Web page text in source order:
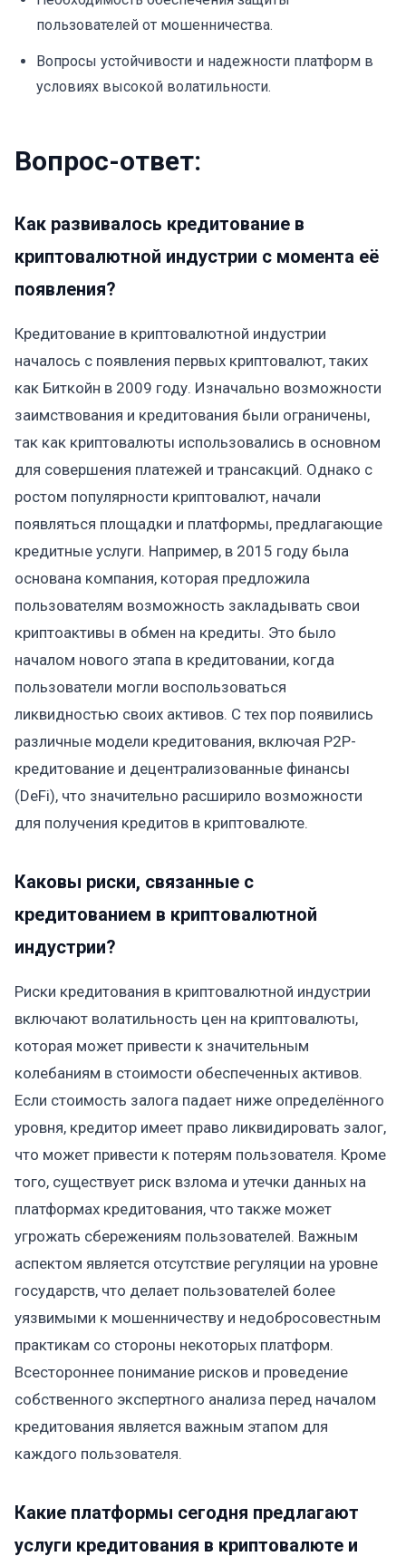
пользователей от мошенничества.
Вопросы устойчивости и надежности платформ в
условиях высокой волатильности.
Вопрос-ответ:
Как развивалось кредитование в
криптовалютной индустрии с момента её
появления?
Кредитование в криптовалютной индустрии
началось с появления первых криптовалют, таких
как Биткойн в 2009 году. Изначально возможности
заимствования и кредитования были ограничены,
так как криптовалюты использовались в основном
для совершения платежей и трансакций. Однако с
ростом популярности криптовалют, начали
появляться площадки и платформы, предлагающие
кредитные услуги. Например, в 2015 году была
основана компания, которая предложила
пользователям возможность закладывать свои
криптоактивы в обмен на кредиты. Это было
началом нового этапа в кредитовании, когда
пользователи могли воспользоваться
ликвидностью своих активов. С тех пор появились
различные модели кредитования, включая P2P-
кредитование и децентрализованные финансы
(DeFi), что значительно расширило возможности
для получения кредитов в криптовалюте.
Каковы риски, связанные с
кредитованием в криптовалютной
индустрии?
Риски кредитования в криптовалютной индустрии
включают волатильность цен на криптовалюты,
которая может привести к значительным
колебаниям в стоимости обеспеченных активов.
Если стоимость залога падает ниже определённого
уровня, кредитор имеет право ликвидировать залог,
что может привести к потерям пользователя. Кроме
того, существует риск взлома и утечки данных на
платформах кредитования, что также может
угрожать сбережениям пользователей. Важным
аспектом является отсутствие регуляции на уровне
государств, что делает пользователей более
уязвимыми к мошенничеству и недобросовестным
практикам со стороны некоторых платформ.
Всестороннее понимание рисков и проведение
собственного экспертного анализа перед началом
кредитования является важным этапом для
каждого пользователя.
Какие платформы сегодня предлагают
услуги кредитования в криптовалюте и